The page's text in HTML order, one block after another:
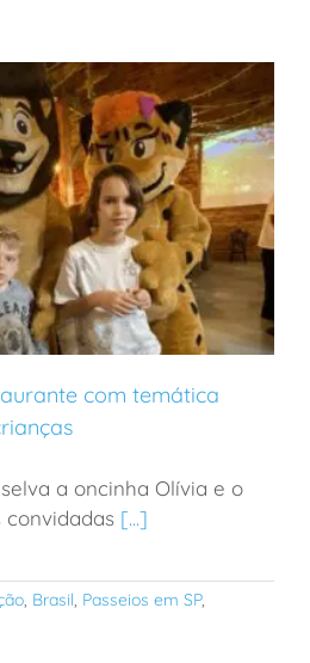
com temática selva para
crianças
com temática
a oncinha Olívia e o
convidadas [...]
, Brasil, Passeios em SP,